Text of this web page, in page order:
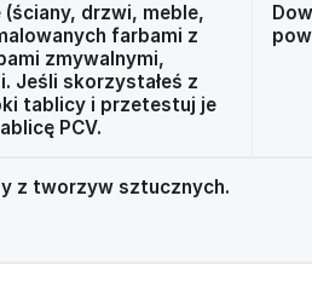
(ściany, drzwi, meble,
farbami z
zmywalnymi,
Jeśli skorzystałeś z
tablicy i przetestuj je
PCV.
z tworzyw sztucznych.